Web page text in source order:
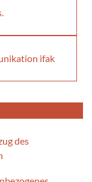
ifak
des